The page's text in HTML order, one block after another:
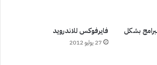
بشكل
فايرفوكس للاندرويد
27 يوليو 2012